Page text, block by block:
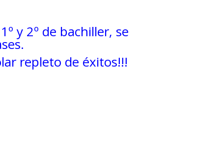
y 2º de bachiller, se
repleto de éxitos!!!